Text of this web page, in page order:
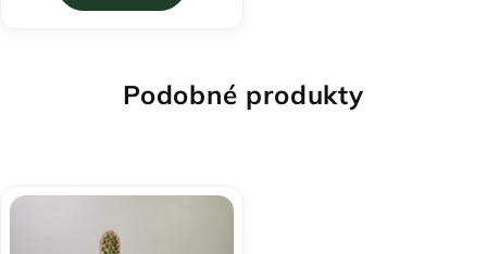
5,0
Podobné produkty